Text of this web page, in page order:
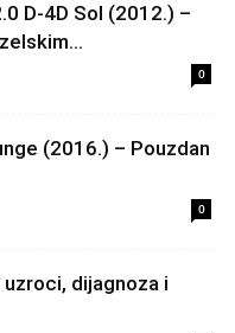
D-4D Sol (2012.) –
0
(2016.) – Pouzdan
0
uzroci, dijagnoza i